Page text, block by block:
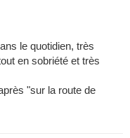
le quotidien, très
en sobriété et très
"sur la route de